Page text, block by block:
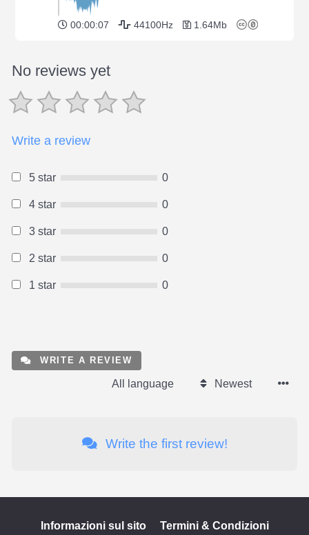
00:00:07 44100Hz 1.64Mb
No reviews yet
Write a review
5 star 0
4 star 0
3 star 0
2 star 0
1 star 0
WRITE A REVIEW
All language Newest
Write the first review!
Informazioni sul sito Termini & Condizioni